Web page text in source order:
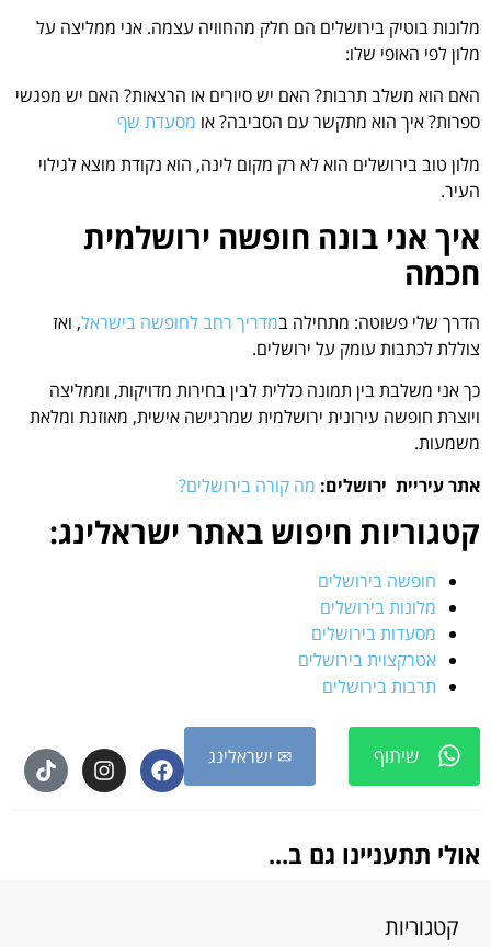
מלונות בוטיק בירושלים הם חלק מהחוויה עצמה. אני ממליצה על
מלון לפי האופי שלו:
האם הוא משלב תרבות? האם יש סיורים או הרצאות? האם יש מפגשי
ספרות? איך הוא מתקשר עם הסביבה? או מסעדת שף
מלון טוב בירושלים הוא לא רק מקום לינה, הוא נקודת מוצא לגילוי
העיר.
איך אני בונה חופשה ירושלמית
חכמה
הדרך שלי פשוטה: מתחילה במדריך רחב לחופשה בישראל, ואז
צוללת לכתבות עומק על ירושלים.
כך אני משלבת בין תמונה כללית לבין בחירות מדויקות, וממליצה
ויוצרת חופשה עירונית ירושלמית שמרגישה אישית, מאוזנת ומלאת
משמעות.
אתר עיריית ירושלים: מה קורה בירושלים?
קטגוריות חיפוש באתר ישראלינג:
חופשה בירושלים
מלונות בירושלים
מסעדות בירושלים
אטרקצוית בירושלים
תרבות בירושלים
שיתוף ✉ ישראלינג
אולי תתעניינו גם ב...
קטגוריות